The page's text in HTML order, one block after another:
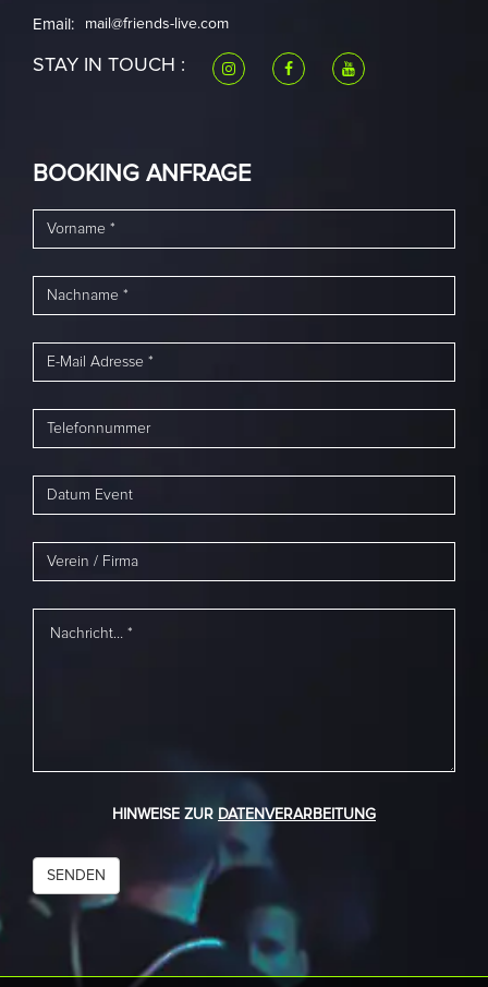
Email: mail@friends-live.com
STAY IN TOUCH :
BOOKING ANFRAGE
HINWEISE ZUR DATENVERARBEITUNG